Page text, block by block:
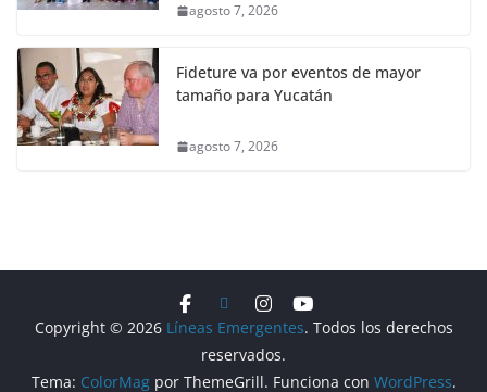
agosto 7, 2026
Fideture va por eventos de mayor
tamaño para Yucatán
agosto 7, 2026
Copyright © 2026 Líneas Emergentes. Todos los derechos
reservados.
Tema: ColorMagpor ThemeGrill. Funciona con WordPress.